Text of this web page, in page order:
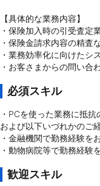
【具体的な業務内容】
・保険加入時の引受査定
・保険金請求内容の精査
・業務効率化に向けたシ
・お客さまからの問い
必須スキル
・PCを使った業務に抵
および以下いづれかのご
・金融機関で勤務経験を
・動物病院等で勤務経験
歓迎スキル